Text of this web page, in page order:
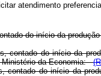
atendimento
do início da
do início da
Ministério da Economia:
do início da